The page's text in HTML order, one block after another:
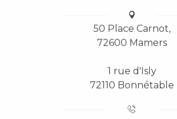
50 Place Carnot,
72600 Mamers
1 rue d'Isly
72110 Bonnétable